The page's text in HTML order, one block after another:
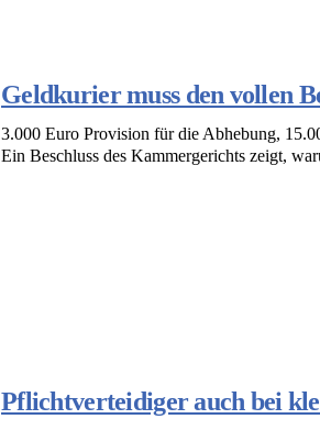
Geldkurier muss den vollen
3.000 Euro Provision für die Abhebung,
Ein Beschluss des Kammergerichts zeigt,
Pflichtverteidiger auch bei